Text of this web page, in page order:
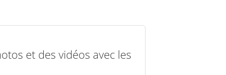
et des vidéos avec les